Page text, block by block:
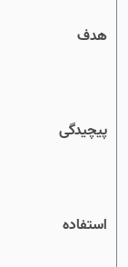
هدف
پیچیدگی
استفاده